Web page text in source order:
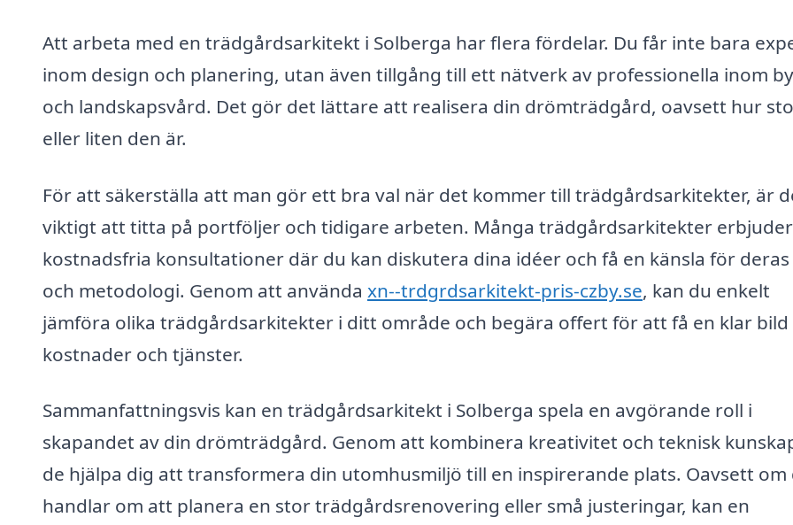
Att arbeta med en trädgårdsarkitekt i Solberga har flera fördelar. Du får inte bara
inom design och planering, utan även tillgång till ett nätverk av professionella inom
och landskapsvård. Det gör det lättare att realisera din drömträdgård, oavsett hur
eller liten den är.
För att säkerställa att man gör ett bra val när det kommer till trädgårdsarkitekter, är
viktigt att titta på portföljer och tidigare arbeten. Många trädgårdsarkitekter erbjuder
kostnadsfria konsultationer där du kan diskutera dina idéer och få en känsla för
och metodologi. Genom att använda xn--trdgrdsarkitekt-pris-czby.se, kan du enkelt
jämföra olika trädgårdsarkitekter i ditt område och begära offert för att få en klar bild
kostnader och tjänster.
Sammanfattningsvis kan en trädgårdsarkitekt i Solberga spela en avgörande roll i
skapandet av din drömträdgård. Genom att kombinera kreativitet och teknisk
de hjälpa dig att transformera din utomhusmiljö till en inspirerande plats. Oavsett om
handlar om att planera en stor trädgårdsrenovering eller små justeringar, kan en